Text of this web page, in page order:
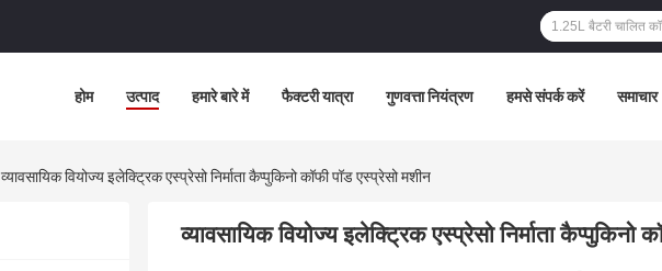
होम उत्पाद हमारे बारे में फैक्टरी यात्रा गुणवत्ता नियंत्रण हमसे संपर्क करें समाचार
व्यावसायिक वियोज्य इलेक्ट्रिक एस्प्रेसो निर्माता कैप्पुकिनो कॉफी पॉड एस्प्रेसो मशीन
व्यावसायिक वियोज्य इलेक्ट्रिक एस्प्रेसो निर्माता कैप्पुकिनो